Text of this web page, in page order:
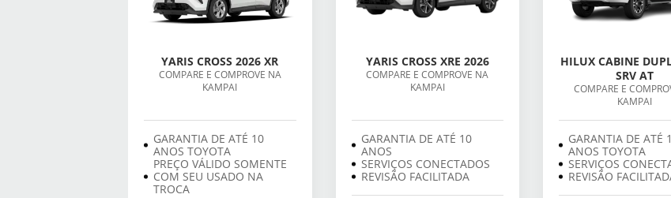
YARIS CROSS 2026 XR
COMPARE E COMPROVE NA
KAMPAI
GARANTIA DE ATÉ 10
ANOS TOYOTA
PREÇO VÁLIDO SOMENTE
COM SEU USADO NA
TROCA
YARIS CROSS XRE 2026
COMPARE E COMPROVE NA
KAMPAI
GARANTIA DE ATÉ 10
ANOS
SERVIÇOS CONECTADOS
REVISÃO FACILITADA
HILUX CABINE
SRV AT
COMPARE E
KAMPAI
GARANTIA DE ATÉ
ANOS TOYOTA
SERVIÇOS
REVISÃO